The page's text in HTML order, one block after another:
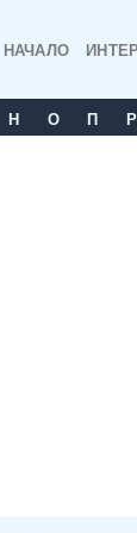
НАЧАЛО
Н О П Р